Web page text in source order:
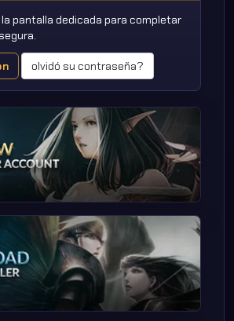
pantalla dedicada para completar
olvidó su contraseña?